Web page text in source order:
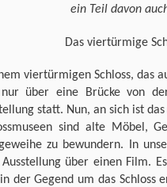
ein Teil davon
Das viertürmige
viertürmigen Schloss, das
über eine Brücke von
statt. Nun, an sich ist
sind alte Möbel,
zu bewundern. In
über einen Film.
der Gegend um das Schloss